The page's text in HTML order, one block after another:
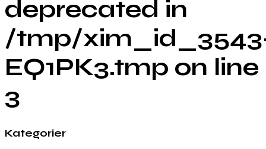
deprecated in
/tmp/
EQ1PK3.tmp on line
3
Kategorier